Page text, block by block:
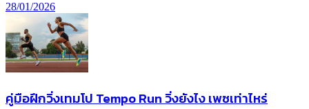
28/01/2026
คู่มือฝึกวิ่งเทมโป Tempo Run วิ่งยังไง เพซเท่าไหร่